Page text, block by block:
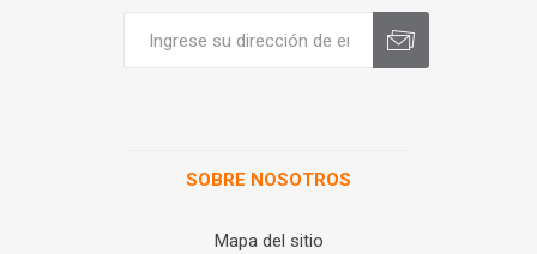
SOBRE NOSOTROS
Mapa del sitio